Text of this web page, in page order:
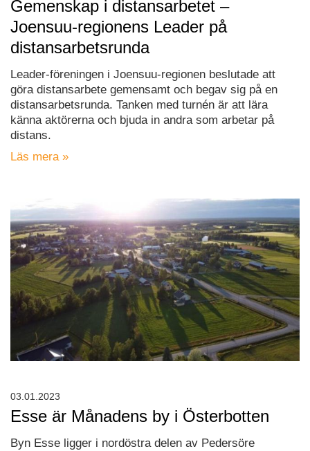
Gemenskap i distansarbetet –
Joensuu-regionens Leader på
distansarbetsrunda
Leader-föreningen i Joensuu-regionen beslutade att
göra distansarbete gemensamt och begav sig på en
distansarbetsrunda. Tanken med turnén är att lära
känna aktörerna och bjuda in andra som arbetar på
distans.
Läs mera »
Esse är Månadens by i Österbotten
Byn Esse ligger i nordöstra delen av Pedersöre
03.01.2023